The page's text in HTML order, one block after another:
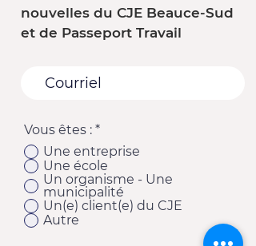
nouvelles du CJE Beauce-Sud
et de Passeport Travail
Vous êtes : *
Une entreprise
Une école
Un organisme - Une
municipalité
Un(e) client(e) du CJE
Autre